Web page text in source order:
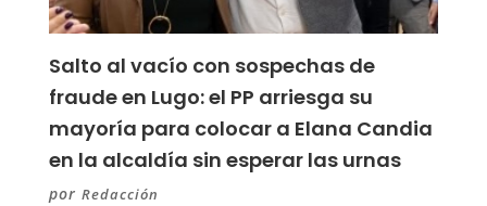
Salto al vacío con sospechas de
fraude en Lugo: el PP arriesga su
mayoría para colocar a Elana Candia
en la alcaldía sin esperar las urnas
por Redacción